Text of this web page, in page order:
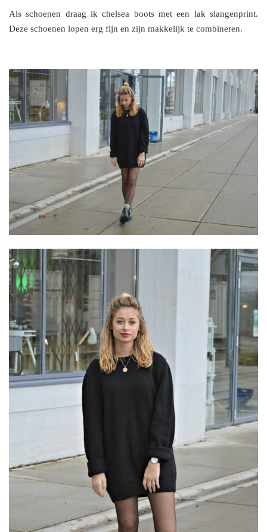
Als schoenen draag ik chelsea boots met een lak slangenprint.
Deze schoenen lopen erg fijn en zijn makkelijk te combineren.